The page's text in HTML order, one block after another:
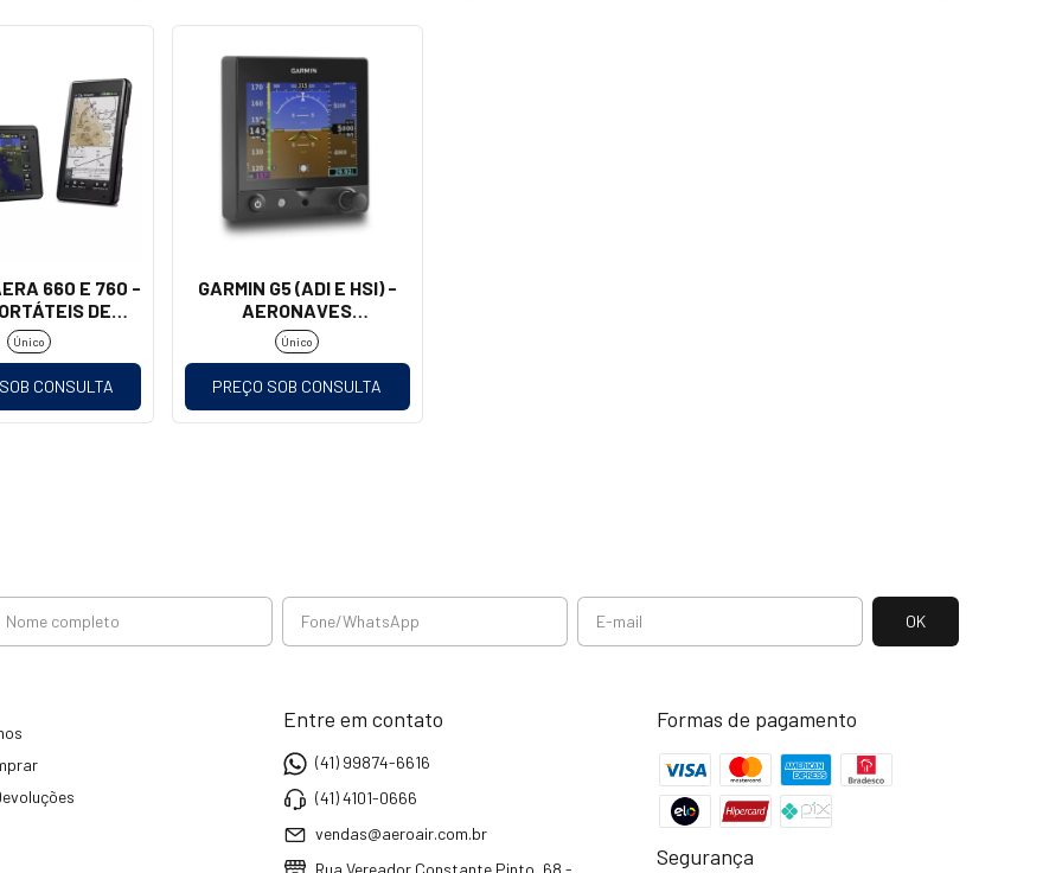
660 E 760 -
DE
AVIAÇÃO
Único
CONSULTA
GARMIN G5 (ADI E HSI) -
AERONAVES
EXPERIMENTAIS E
HOMOLOGADAS
Único
PREÇO SOB CONSULTA
Entre em contato
(41) 99874-6616
(41) 4101-0666
vendas@aeroair.com.br
Formas de pagamento
Segurança